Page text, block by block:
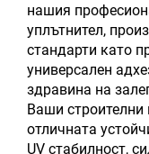
нашия
уплътнител,
стандарти като
универсален
здравина на
Ваши строителни
отличната
UV стабилност,